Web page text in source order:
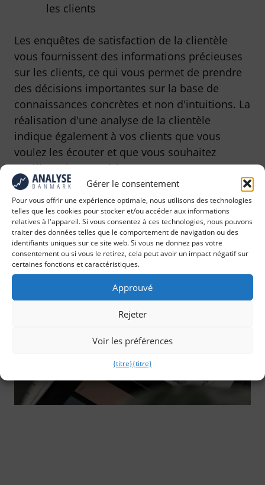
Gérer le consentement
Pour vous offrir une expérience optimale, nous utilisons des technologies
telles que les cookies pour stocker et/ou accéder aux informations
relatives à l'appareil. Si vous consentez à ces technologies, nous pouvons
traiter des données telles que le comportement de navigation ou des
identifiants uniques sur ce site web. Si vous ne donnez pas votre
consentement ou si vous le retirez, cela peut avoir un impact négatif sur
certaines fonctions et caractéristiques.
Approuvé
Rejeter
Voir les préférences
{titre}{titre}
les clients
Les enquêtes de satisfaction de la clientèle
vous fournissent des informations précieuses
sur les clients, ce qui vous permet de prendre
des décisions importantes sur la base de
connaissances concrètes et non d'intuitions. La
réalisation d'une analyse de la clientèle
indique également à vos clients que vous
voulez les écouter et que vous souhaitez
améliorer leur expérience.